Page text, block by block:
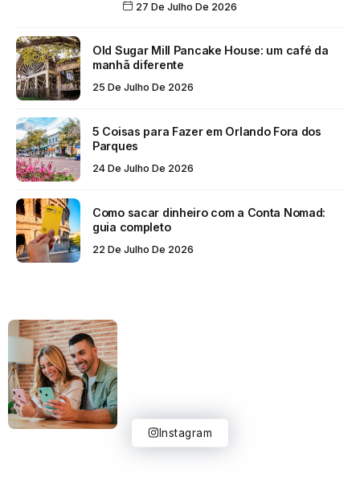
27 De Julho De 2026
Old Sugar Mill Pancake House: um café da
manhã diferente
25 De Julho De 2026
5 Coisas para Fazer em Orlando Fora dos
Parques
24 De Julho De 2026
Como sacar dinheiro com a Conta Nomad:
guia completo
22 De Julho De 2026
Instagram